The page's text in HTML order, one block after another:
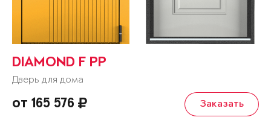
DIAMOND F PP
Дверь для дома
от 165 576 Заказать